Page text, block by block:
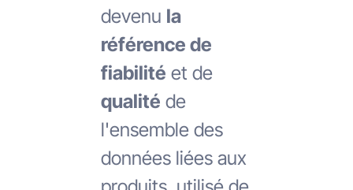
devenu la
référence de
fiabilité et de
qualité de
l'ensemble des
données liées aux